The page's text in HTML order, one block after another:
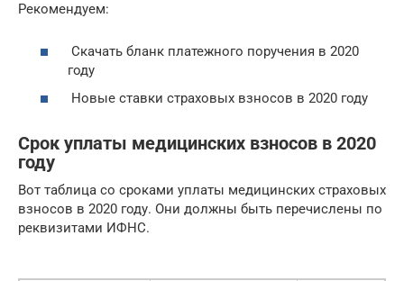
Рекомендуем:
Скачать бланк платежного поручения в 2020
году
Новые ставки страховых взносов в 2020 году
Срок уплаты медицинских взносов в 2020
году
Вот таблица со сроками уплаты медицинских страховых
взносов в 2020 году. Они должны быть перечислены по
реквизитами ИФНС.